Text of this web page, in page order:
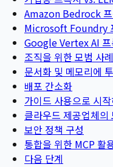
Amazon Bedrock
Microsoft Foundry
Google Vertex AI 프
조직을 위한 모범 사례
문서화 및 메모리에
배포 간소화
가이드 사용으로 시
클라우드 제공업체의
보안 정책 구성
통합을 위한 MCP 활
다음 단계